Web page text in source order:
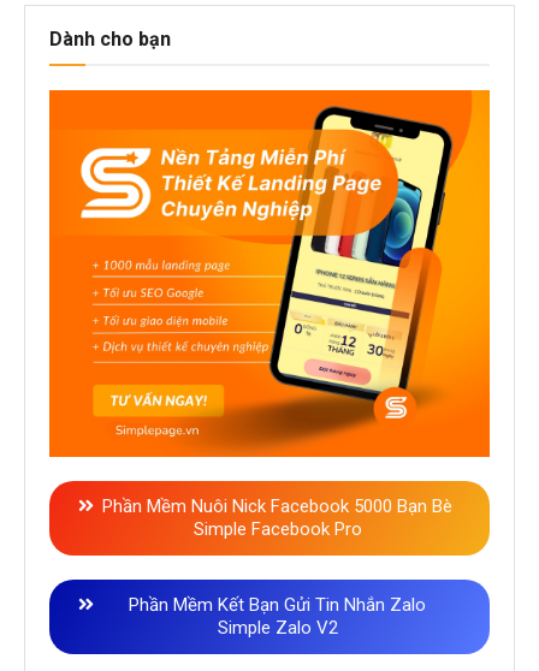
Dành cho bạn
Phần Mềm Nuôi Nick Facebook 5000 Bạn Bè
Simple Facebook Pro
Phần Mềm Kết Bạn Gửi Tin Nhắn Zalo
Simple Zalo V2